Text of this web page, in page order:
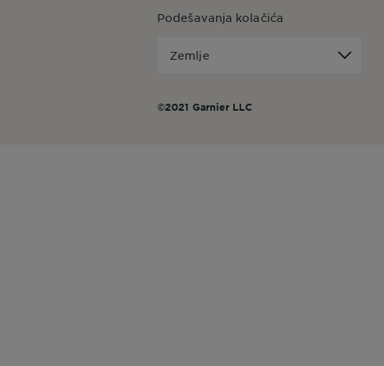
Podešavanja kolačića
©2021 Garnier LLC
Zemlje